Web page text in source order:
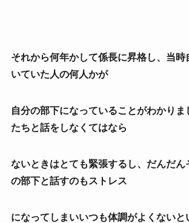
それから何年かして係長に昇格し、当時
いていた人の何人かが
自分の部下になっていることがわかりま
たちと話をしなくてはなら
ないときはとても緊張するし、だんだん
の部下と話すのもストレス
になって しまいいつも体調がよくないと